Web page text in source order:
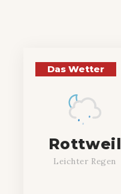
Das Wetter
Rottweil
Leichter Regen